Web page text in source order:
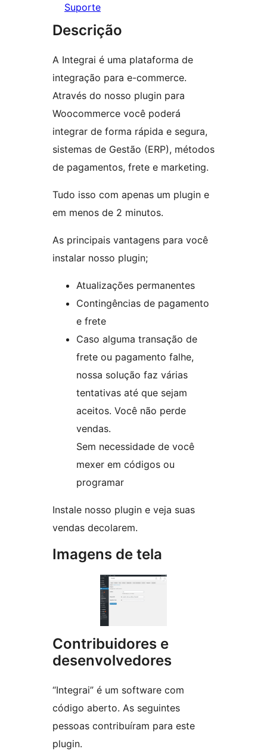
Suporte
Descrição
A Integrai é uma plataforma de
integração para e-commerce.
Através do nosso plugin para
Woocommerce você poderá
integrar de forma rápida e segura,
sistemas de Gestão (ERP), métodos
de pagamentos, frete e marketing.
Tudo isso com apenas um plugin e
em menos de 2 minutos.
As principais vantagens para você
instalar nosso plugin;
Atualizações permanentes
Contingências de pagamento
e frete
Caso alguma transação de
frete ou pagamento falhe,
nossa solução faz várias
tentativas até que sejam
aceitos. Você não perde
vendas.
Sem necessidade de você
mexer em códigos ou
programar
Instale nosso plugin e veja suas
vendas decolarem.
Imagens de tela
Contribuidores e
desenvolvedores
“Integrai” é um software com
código aberto. As seguintes
pessoas contribuíram para este
plugin.